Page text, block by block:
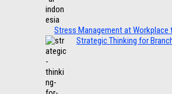
Stress Management at
Strategic Thinking for